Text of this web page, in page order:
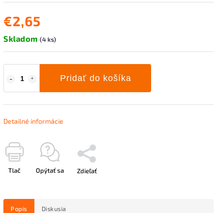
€2,65
Skladom (4 ks)
Pridať do košíka
Detailné informácie
Tlač Opýtať sa Zdieľať
Popis Diskusia